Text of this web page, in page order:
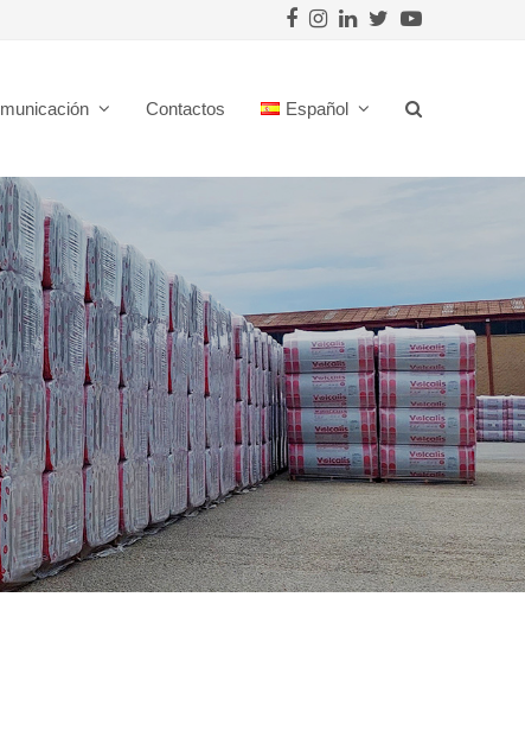
Facebook
Instagram
LinkedIn
Twitter
Contactos Español